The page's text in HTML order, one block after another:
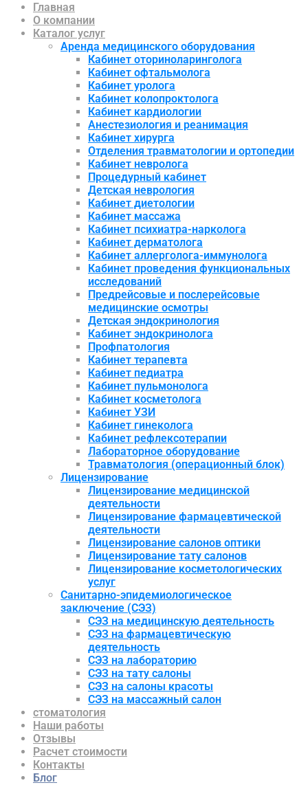
Главная
О компании
Каталог услуг
Аренда медицинского оборудования
Кабинет оториноларинголога
Кабинет офтальмолога
Кабинет уролога
Кабинет колопроктолога
Кабинет кардиологии
Анестезиология и реанимация
Кабинет хирурга
Отделения травматологии и ортопедии
Кабинет невролога
Процедурный кабинет
Детская неврология
Кабинет диетологии
Кабинет массажа
Кабинет психиатра-нарколога
Кабинет дерматолога
Кабинет аллерголога-иммунолога
Кабинет проведения функциональных
исследований
Предрейсовые и послерейсовые
медицинские осмотры
Детская эндокринология
Кабинет эндокринолога
Профпатология
Кабинет терапевта
Кабинет педиатра
Кабинет пульмонолога
Кабинет косметолога
Кабинет УЗИ
Кабинет гинеколога
Кабинет рефлексотерапии
Лабораторное оборудование
Травматология (операционный блок)
Лицензирование
Лицензирование медицинской
деятельности
Лицензирование фармацевтической
деятельности
Лицензирование салонов оптики
Лицензирование тату салонов
Лицензирование косметологических
услуг
Санитарно-эпидемиологическое
заключение (СЭЗ)
СЭЗ на медицинскую деятельность
СЭЗ на фармацевтическую
деятельность
СЭЗ на лабораторию
СЭЗ на тату салоны
СЭЗ на салоны красоты
СЭЗ на массажный салон
стоматология
Наши работы
Отзывы
Расчет стоимости
Контакты
Блог